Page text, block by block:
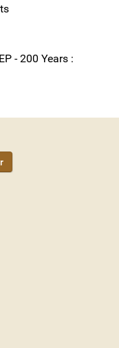
- 200 Years :